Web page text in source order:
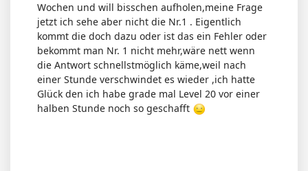
Wochen und will bisschen aufholen,meine Frage
jetzt ich sehe aber nicht die Nr.1 . Eigentlich
kommt die doch dazu oder ist das ein Fehler oder
bekommt man Nr. 1 nicht mehr,wäre nett wenn
die Antwort schnellstmöglich käme,weil nach
einer Stunde verschwindet es wieder ,ich hatte
Glück den ich habe grade mal Level 20 vor einer
halben Stunde noch so geschafft